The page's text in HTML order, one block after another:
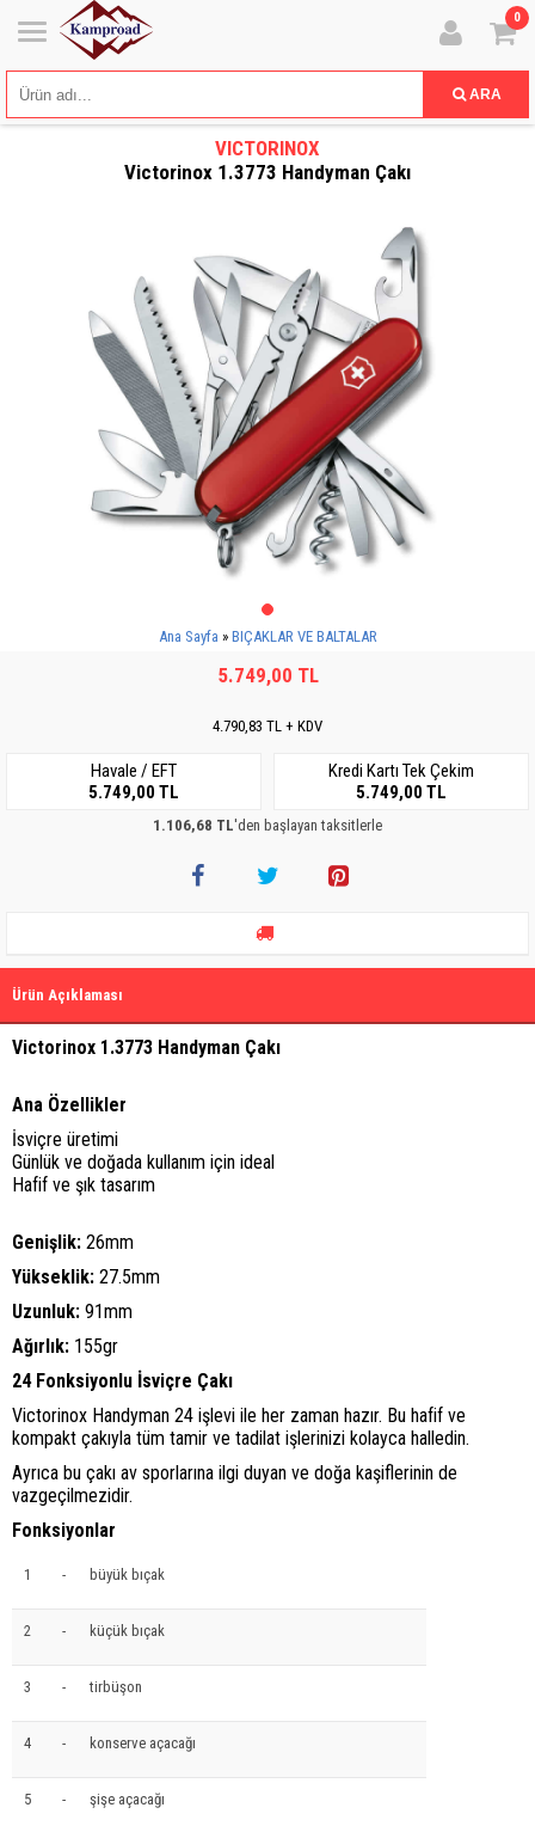
0
ARA
VICTORINOX
Victorinox 1.3773 Handyman Çakı
Ana Sayfa BIÇAKLAR VE BALTALAR
5.749,00 TL
4.790,83 TL + KDV
Havale / EFT
5.749,00 TL
Kredi Kartı Tek Çekim
5.749,00 TL
1.106,68 TL'den başlayan taksitlerle
Ürün Açıklaması
Victorinox 1.3773 Handyman Çakı
Ana Özellikler
İsviçre üretimi
Günlük ve doğada kullanım için ideal
Hafif ve şık tasarım
Genişlik: 26mm
Yükseklik: 27.5mm
Uzunluk: 91mm
Ağırlık: 155gr
24 Fonksiyonlu İsviçre Çakı
Victorinox Handyman 24 işlevi ile her zaman hazır. Bu hafif ve
kompakt çakıyla tüm tamir ve tadilat işlerinizi kolayca halledin.
Ayrıca bu çakı av sporlarına ilgi duyan ve doğa kaşiflerinin de
vazgeçilmezidir.
Fonksiyonlar
1 - büyük bıçak
2 - küçük bıçak
3 - tirbüşon
4 - konserve açacağı
5 - şişe açacağı